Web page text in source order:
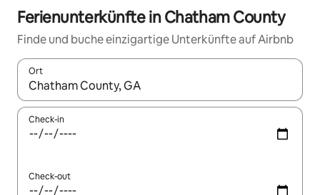
Ferienunterkünfte in Chatham County
Finde und buche einzigartige Unterkünfte auf Airbnb
Ort
Wenn Ergebnisse verfügbar sind, navigiere mit den
Check-in
Check-out